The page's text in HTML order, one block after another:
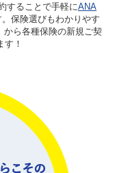
することで手軽にANA
保険選びもわかりやす
から各種保険の新規ご契
！